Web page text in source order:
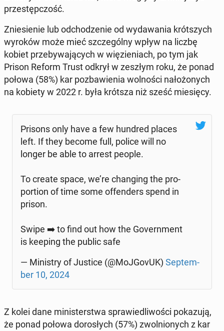
przestępc­zość.
Zniesie­nie lub od­chodze­nie od wydawa­nia krót­szych
wyroków może mieć szczegól­ny wpływ na liczbę
kobiet prze­by­wa­ją­cych w więzieni­ach, po tym jak
Prison Reform Trust odkrył w zeszłym roku, że ponad
połowa (58%) kar pozbaw­ienia wol­noś­ci nałożonych
na kobiety w 2022 r. była krótsza niż sześć miesię­cy.
Prisons only have a few hundred places
left. If they become full, police will no
longer be able to arrest people.
To create space, we’re chang­ing the pro­
por­tion of time some of­fend­ers spend in
prison.
Swipe ➡️ to find out how the Gov­ern­ment
is keeping the public safe
— Min­istry of Justice (@Mo­J­GovUK) Sep­tem­
ber 10, 2024
Z kolei dane min­is­terst­wa spraw­iedli­woś­ci pokazu­ją,
że ponad połowa dorosłych (57%) zwol­nionych z kar